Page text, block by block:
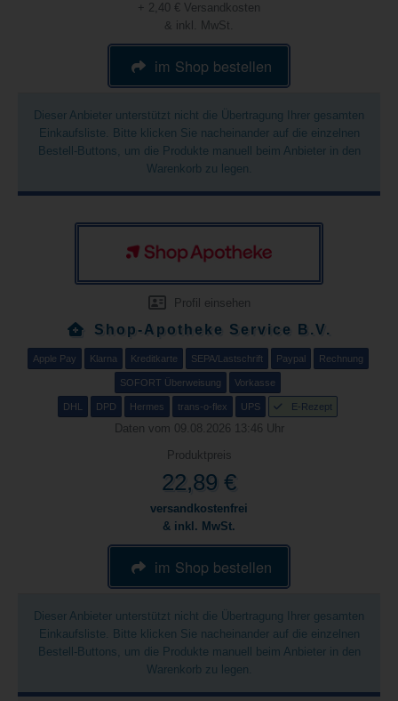
+ 2,40 € Versandkosten
& inkl. MwSt.
im Shop bestellen
Dieser Anbieter unterstützt nicht die Übertragung Ihrer gesamten
Einkaufsliste. Bitte klicken Sie nacheinander auf die einzelnen
Bestell-Buttons, um die Produkte manuell beim Anbieter in den
Warenkorb zu legen.
Profil einsehen
Shop-Apotheke Service B.V.
Apple Pay Klarna Kreditkarte SEPA/Lastschrift Paypal Rechnung
SOFORT Überweisung Vorkasse
DHL DPD Hermes trans-o-flex UPS E-Rezept
Daten vom 09.08.2026 13:46 Uhr
Produktpreis
22,89 €
versandkostenfrei
& inkl. MwSt.
im Shop bestellen
Dieser Anbieter unterstützt nicht die Übertragung Ihrer gesamten
Einkaufsliste. Bitte klicken Sie nacheinander auf die einzelnen
Bestell-Buttons, um die Produkte manuell beim Anbieter in den
Warenkorb zu legen.